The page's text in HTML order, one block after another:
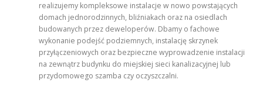
realizujemy kompleksowe instalacje w nowo powstających
domach jednorodzinnych, bliźniakach oraz na osiedlach
budowanych przez deweloperów. Dbamy o fachowe
wykonanie podejść podziemnych, instalację skrzynek
przyłączeniowych oraz bezpieczne wyprowadzenie instalacji
na zewnątrz budynku do miejskiej sieci kanalizacyjnej lub
przydomowego szamba czy oczyszczalni.